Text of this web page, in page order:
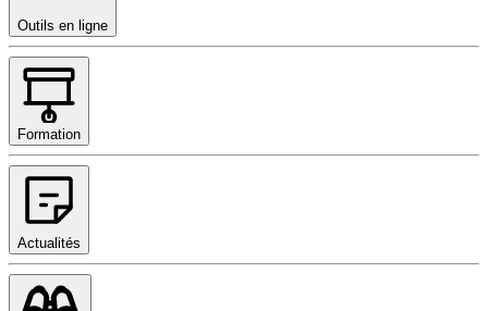
Outils en ligne
Formation
Actualités